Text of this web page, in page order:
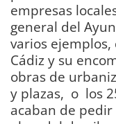
empresas
general del
varios ejemplos,
Cádiz y su
obras de
y plazas, o los
acaban de